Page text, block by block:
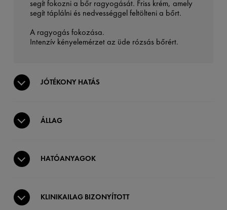
segít fokozni a bőr ragyogását. Friss krém, amely
segít táplálni és nedvességgel feltölteni a bőrt.
A ragyogás fokozása.
Intenzív kényelemérzet az üde rózsás bőrért.
JÓTÉKONY HATÁS
ÁLLAG
HATÓANYAGOK
KLINIKAILAG BIZONYÍTOTT